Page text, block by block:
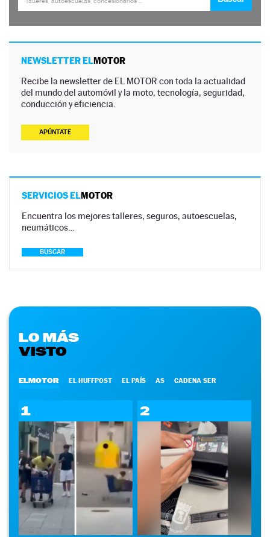
NEWSLETTER ELMOTOR
Recibe la newsletter de EL MOTOR con toda la actualidad
del mundo del automóvil y la moto, tecnología, seguridad,
conducción y eficiencia.
APÚNTATE
SERVICIOS ELMOTOR
Encuentra los mejores talleres, seguros, autoescuelas,
neumáticos…
BUSCAR
LO MÁS
VISTO
ELMOTOR EL HUFFPOST EL PAÍS AS CADENA SER
1 2